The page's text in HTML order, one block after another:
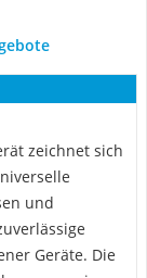
zeichnet sich
und
Geräte. Die